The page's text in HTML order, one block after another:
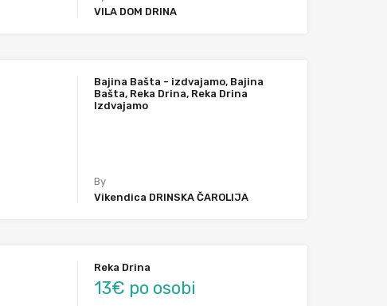
VILA DOM DRINA
Bajina Bašta - izdvajamo, Bajina
Bašta, Reka Drina, Reka Drina
Izdvajamo
By
Vikendica DRINSKA ČAROLIJA
Reka Drina
13€ po osobi